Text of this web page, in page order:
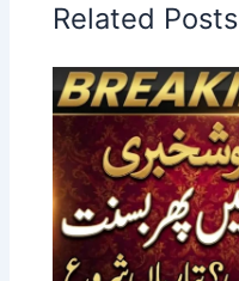
Related Posts